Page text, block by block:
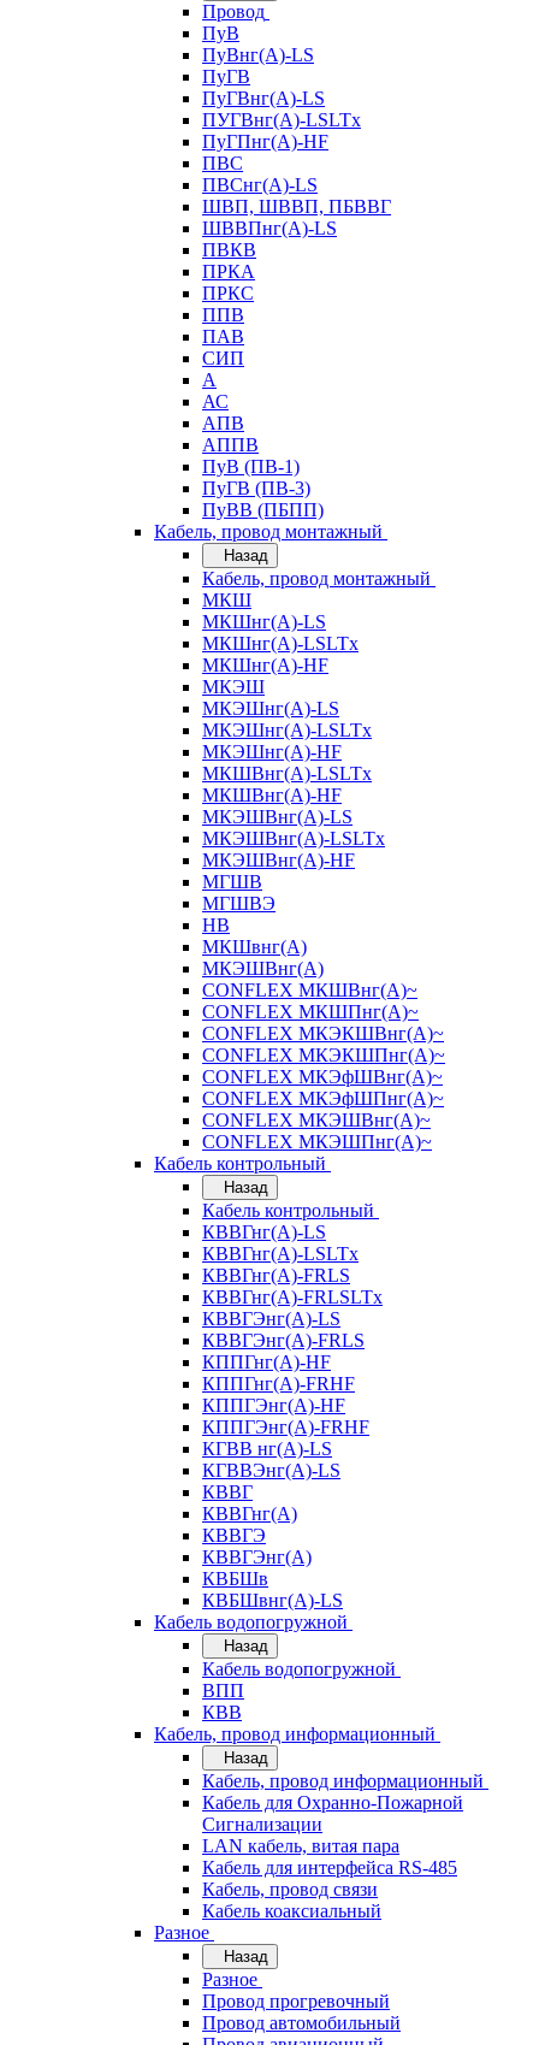
Провод
ПуВ
ПуВнг(А)-LS
ПуГВ
ПуГВнг(А)-LS
ПУГВнг(А)-LSLTx
ПуГПнг(А)-HF
ПВС
ПВСнг(А)-LS
ШВП, ШВВП, ПБВВГ
ШВВПнг(А)-LS
ПВКВ
ПРКА
ПРКС
ППВ
ПАВ
СИП
А
АС
АПВ
АППВ
ПуВ (ПВ-1)
ПуГВ (ПВ-3)
ПуВВ (ПБПП)
Кабель, провод монтажный
Назад
Кабель, провод монтажный
МКШ
МКШнг(А)-LS
МКШнг(А)-LSLTx
МКШнг(А)-HF
МКЭШ
МКЭШнг(А)-LS
МКЭШнг(А)-LSLTx
МКЭШнг(А)-HF
МКШВнг(A)-LSLTx
МКШВнг(А)-HF
МКЭШВнг(А)-LS
МКЭШВнг(A)-LSLTx
МКЭШВнг(А)-HF
МГШВ
МГШВЭ
НВ
МКШвнг(А)
МКЭШВнг(А)
CONFLEX МКШВнг(А)~
CONFLEX МКШПнг(А)~
CONFLEX МКЭКШВнг(А)~
CONFLEX МКЭКШПнг(А)~
CONFLEX МКЭфШВнг(А)~
CONFLEX МКЭфШПнг(А)~
CONFLEX МКЭШВнг(А)~
CONFLEX МКЭШПнг(А)~
Кабель контрольный
Назад
Кабель контрольный
КВВГнг(А)-LS
КВВГнг(А)-LSLTx
КВВГнг(А)-FRLS
КВВГнг(А)-FRLSLTx
КВВГЭнг(А)-LS
КВВГЭнг(А)-FRLS
КППГнг(А)-HF
КППГнг(А)-FRHF
КППГЭнг(А)-HF
КППГЭнг(А)-FRHF
КГВВ нг(А)-LS
КГВВЭнг(А)-LS
КВВГ
КВВГнг(А)
КВВГЭ
КВВГЭнг(А)
КВБШв
КВБШвнг(А)-LS
Кабель водопогружной
Назад
Кабель водопогружной
ВПП
КВВ
Кабель, провод информационный
Назад
Кабель, провод информационный
Кабель для Охранно-Пожарной
Сигнализации
LAN кабель, витая пара
Кабель для интерфейса RS-485
Кабель, провод связи
Кабель коаксиальный
Разное
Назад
Разное
Провод прогревочный
Провод автомобильный